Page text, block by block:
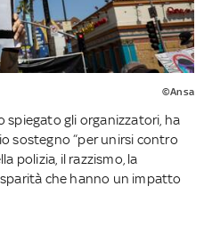
©Ansa
spiegato gli organizzatori, ha
sostegno “per unirsi contro
polizia, il razzismo, la
che hanno un impatto